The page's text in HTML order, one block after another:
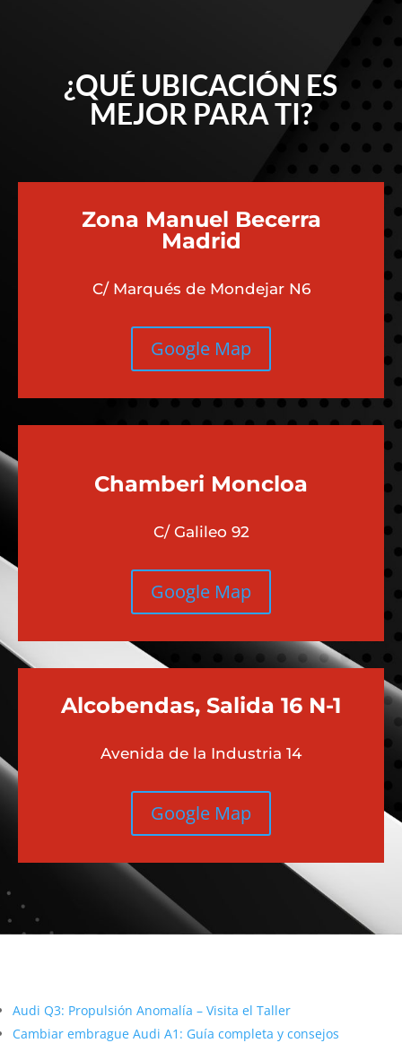
¿QUÉ UBICACIÓN ES
MEJOR PARA TI?
Zona Manuel Becerra
Madrid
C/ Marqués de Mondejar N6
Google Map
Chamberi Moncloa
C/ Galileo 92
Google Map
Alcobendas, Salida 16 N-1
Avenida de la Industria 14
Google Map
Audi Q3: Propulsión Anomalía – Visita el Taller
Cambiar embrague Audi A1: Guía completa y consejos